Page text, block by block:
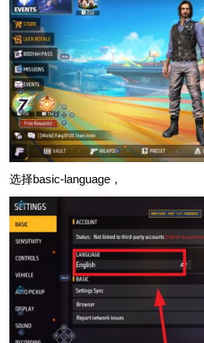
选择basic-language，